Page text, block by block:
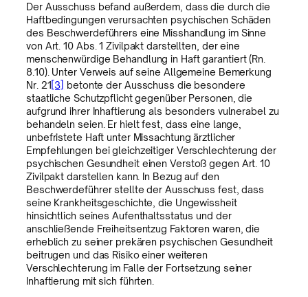
Der Ausschuss befand außerdem, dass die durch die
Haftbedingungen verursachten psychischen Schäden
des Beschwerdeführers eine Misshandlung im Sinne
von Art. 10 Abs. 1 Zivilpakt darstellten, der eine
menschenwürdige Behandlung in Haft garantiert (Rn.
8.10). Unter Verweis auf seine Allgemeine Bemerkung
Nr. 21[3] betonte der Ausschuss die besondere
staatliche Schutzpflicht gegenüber Personen, die
aufgrund ihrer Inhaftierung als besonders vulnerabel zu
behandeln seien. Er hielt fest, dass eine lange,
unbefristete Haft unter Missachtung ärztlicher
Empfehlungen bei gleichzeitiger Verschlechterung der
psychischen Gesundheit einen Verstoß gegen Art. 10
Zivilpakt darstellen kann. In Bezug auf den
Beschwerdeführer stellte der Ausschuss fest, dass
seine Krankheitsgeschichte, die Ungewissheit
hinsichtlich seines Aufenthaltsstatus und der
anschließende Freiheitsentzug Faktoren waren, die
erheblich zu seiner prekären psychischen Gesundheit
beitrugen und das Risiko einer weiteren
Verschlechterung im Falle der Fortsetzung seiner
Inhaftierung mit sich führten.